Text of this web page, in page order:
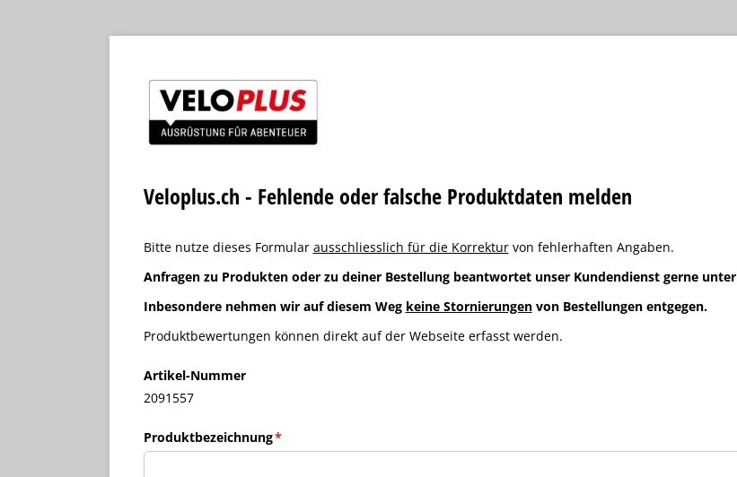
Veloplus.ch - Fehlende oder falsche Produktdaten melden
Bitte nutze dieses Formular ausschliesslich für die Korrekturvon fehlerhaften Angaben.
Anfragen zu Produkten oder zu deiner Bestellung beantwortet unser Kundendienst gerne unter
Inbesondere nehmen wir auf diesem Weg keine Stornierungenvon Bestellungen entgegen.
Produktbewertungen können direkt auf der Webseite erfasst werden.
Artikel-Nummer
2091557
Produktbezeichnung*
(erforderlich)